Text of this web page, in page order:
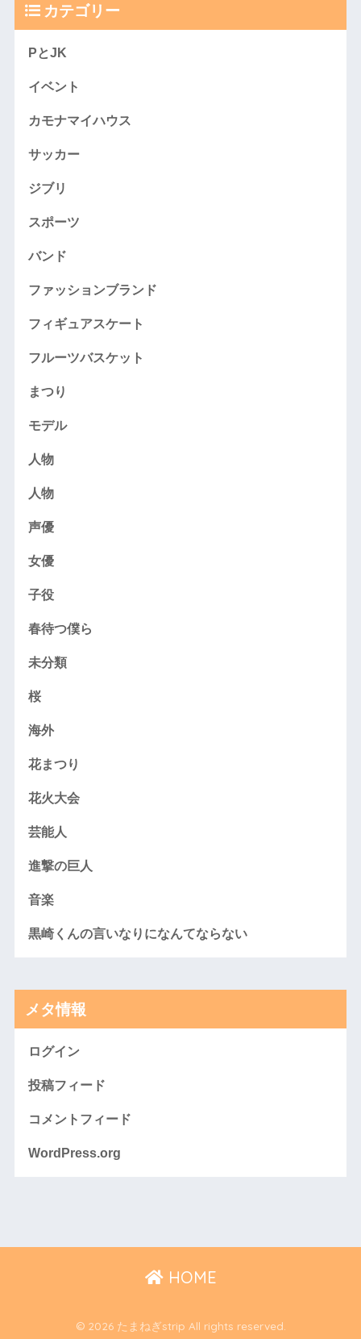
カテゴリー
PとJK
イベント
カモナマイハウス
サッカー
ジブリ
スポーツ
バンド
ファッションブランド
フィギュアスケート
フルーツバスケット
まつり
モデル
人物
人物
声優
女優
子役
春待つ僕ら
未分類
桜
海外
花まつり
花火大会
芸能人
進撃の巨人
音楽
黒崎くんの言いなりになんてならない
メタ情報
ログイン
投稿フィード
コメントフィード
WordPress.org
HOME
© 2026 たまねぎstrip All rights reserved.